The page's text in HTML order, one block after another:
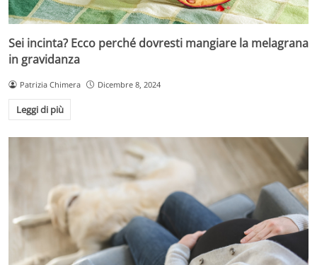
Sei incinta? Ecco perché dovresti mangiare la melagrana
in gravidanza
Patrizia Chimera Dicembre 8, 2024
Leggi di più